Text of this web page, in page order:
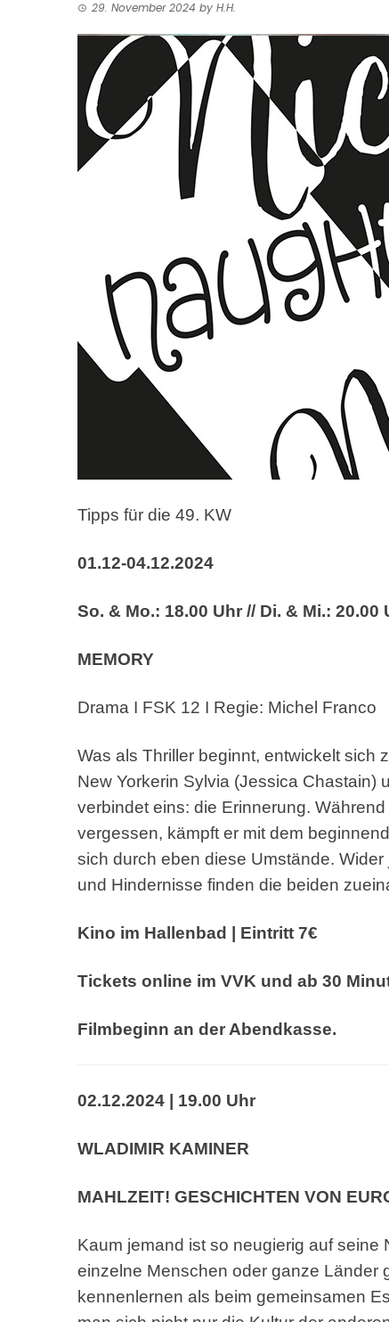
29. November 2024 by H.H.
Tipps für die 49. KW
01.12-04.12.2024
So. & Mo.: 18.00 Uhr // Di. & Mi.: 20.00
MEMORY
Drama I FSK 12 I Regie: Michel Franco
Was als Thriller beginnt, entwickelt sich
New Yorkerin Sylvia (Jessica Chastain)
verbindet eins: die Erinnerung.
vergessen, kämpft er mit dem
sich durch eben diese Umstände. Wider
und Hindernisse finden die beiden
Kino im Hallenbad | Eintritt 7€
Tickets online im VVK und ab 30
Filmbeginn an der Abendkasse.
02.12.2024 | 19.00 Uhr
WLADIMIR KAMINER
MAHLZEIT! GESCHICHTEN VON
Kaum jemand ist so neugierig auf seine
einzelne Menschen oder ganze Länder
kennenlernen als beim gemeinsamen